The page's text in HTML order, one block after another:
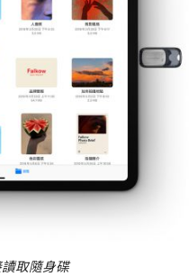
取隨身碟